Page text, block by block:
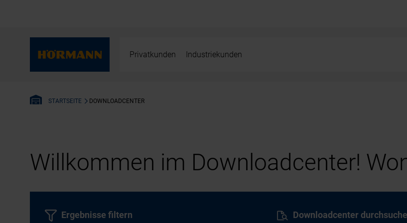
Privatkunden Industriekunden
STARTSEITE DOWNLOADCENTER
Willkommen im Downloadcenter!
Downloadcenter
Ergebnisse filtern